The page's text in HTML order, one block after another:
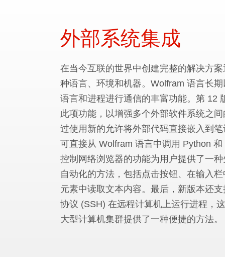
外部系统集成
在当今互联的世界中创建完整的解决方
种语言、环境和机器。Wolfram 语言长
语言和进程进行通信的丰富功能。第 12
此项功能，以增强多个外部软件系统之
过使用新的允许将外部代码直接嵌入到
可直接从 Wolfram 语言中调用 Python
控制网络浏览器的功能为用户提供了一
自动化的方法，包括点击按钮、在输入
元素中读取文本内容。最后，新版本还
协议 (SSH) 在远程计算机上运行进程，
大型计算机集群提供了一种便捷的方法。